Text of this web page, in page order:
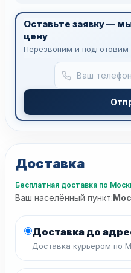
Оставьте заявку —
цену
Перезвоним и
Доставка
Бесплатная доставка по
Ваш населённый пункт:
Доставка до
Доставка курьером по